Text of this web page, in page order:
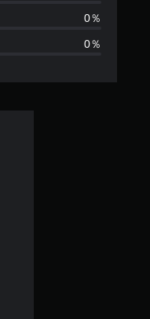
9
、
平
0％
0％